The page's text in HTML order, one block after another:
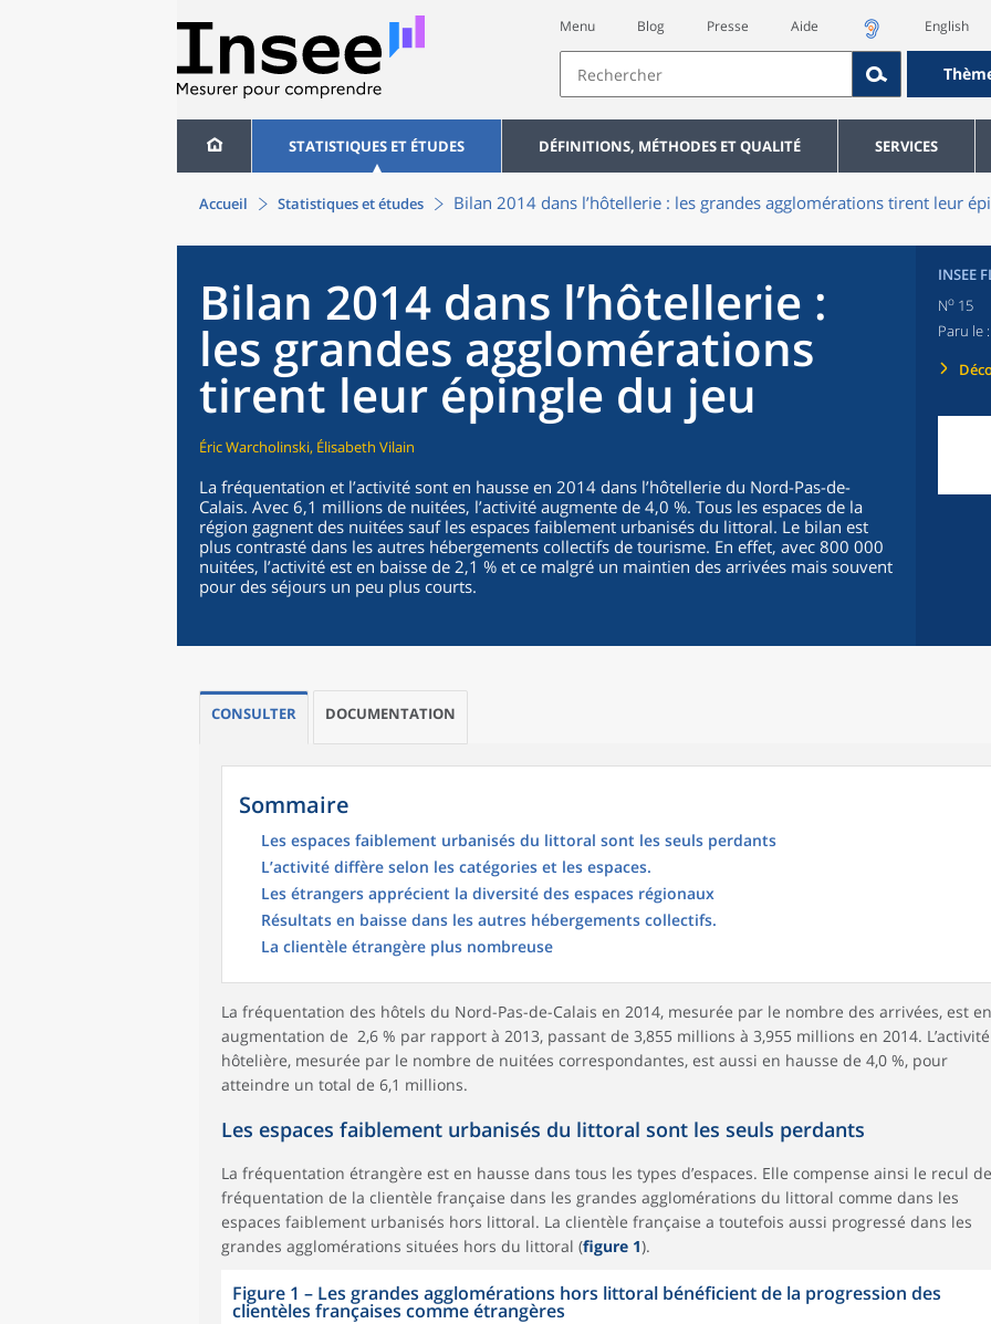
Menu Blog Presse Aide English
STATISTIQUES ET ÉTUDES DÉFINITIONS, MÉTHODES ET QUALITÉ SERVICES
Accueil Statistiques et études Bilan 2014 dans l’hôtellerie : les grandes agglomérations tirent leur
Bilan 2014 dans l’hôtellerie :
les grandes agglomérations
tirent leur épingle du jeu
Éric Warcholinski, Élisabeth Vilain
La fréquentation et l’activité sont en hausse en 2014 dans l’hôtellerie du Nord-Pas-de-
Calais. Avec 6,1 millions de nuitées, l’activité augmente de 4,0 %. Tous les espaces de la
région gagnent des nuitées sauf les espaces faiblement urbanisés du littoral. Le bilan est
plus contrasté dans les autres hébergements collectifs de tourisme. En effet, avec 800 000
nuitées, l’activité est en baisse de 2,1 % et ce malgré un maintien des arrivées mais souvent
pour des séjours un peu plus courts.
INSEE
No 15
Paru le
CONSULTER DOCUMENTATION
Sommaire
Les espaces faiblement urbanisés du littoral sont les seuls perdants
L’activité diffère selon les catégories et les espaces.
Les étrangers apprécient la diversité des espaces régionaux
Résultats en baisse dans les autres hébergements collectifs.
La clientèle étrangère plus nombreuse
La fréquentation des hôtels du Nord-Pas-de-Calais en 2014, mesurée par le nombre des arrivées, est en
augmentation de 2,6 % par rapport à 2013, passant de 3,855 millions à 3,955 millions en 2014. L’activité
hôtelière, mesurée par le nombre de nuitées correspondantes, est aussi en hausse de 4,0 %, pour
atteindre un total de 6,1 millions.
Les espaces faiblement urbanisés du littoral sont les seuls perdants
La fréquentation étrangère est en hausse dans tous les types d’espaces. Elle compense ainsi le recul de
fréquentation de la clientèle française dans les grandes agglomérations du littoral comme dans les
espaces faiblement urbanisés hors littoral. La clientèle française a toutefois aussi progressé dans les
grandes agglomérations situées hors du littoral (figure 1).
Figure 1 – Les grandes agglomérations hors littoral bénéficient de la progression des
clientèles françaises comme étrangères